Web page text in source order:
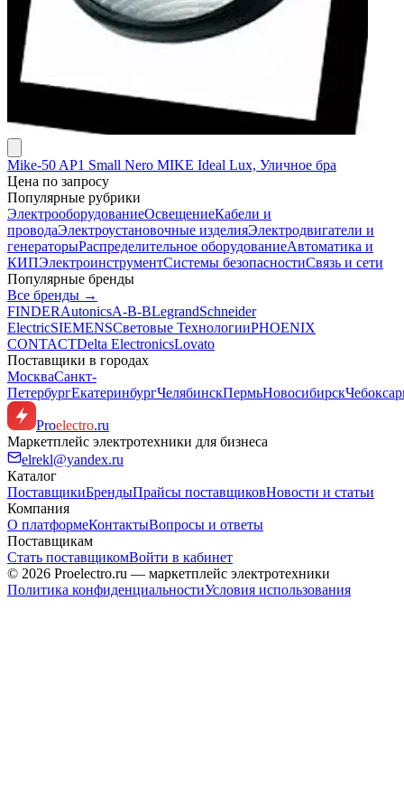
Mike-50 AP1 Small Nero MIKE Ideal Lux, Уличное бра
Цена по запросу
Популярные рубрики
ЭлектрооборудованиеОсвещениеКабели и
проводаЭлектроустановочные изделияЭлектродвигатели и
генераторыРаспределительное оборудованиеАвтоматика и
КИПЭлектроинструментСистемы безопасностиСвязь и сети
Популярные бренды
Все бренды →
FINDERAutonicsA-B-BLegrandSchneider
ElectricSIEMENSСветовые ТехнологииPHOENIX
CONTACTDelta ElectronicsLovato
Поставщики в городах
МоскваСанкт-
ПетербургЕкатеринбургЧелябинскПермьНовосибирск
Proelectro.ru
Маркетплейс электротехники для бизнеса
elrekl@yandex.ru
Каталог
ПоставщикиБрендыПрайсы поставщиковНовости и статьи
Компания
О платформеКонтактыВопросы и ответы
Поставщикам
Стать поставщикомВойти в кабинет
© 2026 Proelectro.ru — маркетплейс электротехники
Политика конфиденциальностиУсловия использования